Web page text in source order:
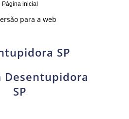
Página inicial
para a web
SP
Desentupidora
SP